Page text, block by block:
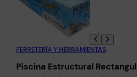
FERRETERÍA Y HERRAMIENTAS
Piscina Estructural